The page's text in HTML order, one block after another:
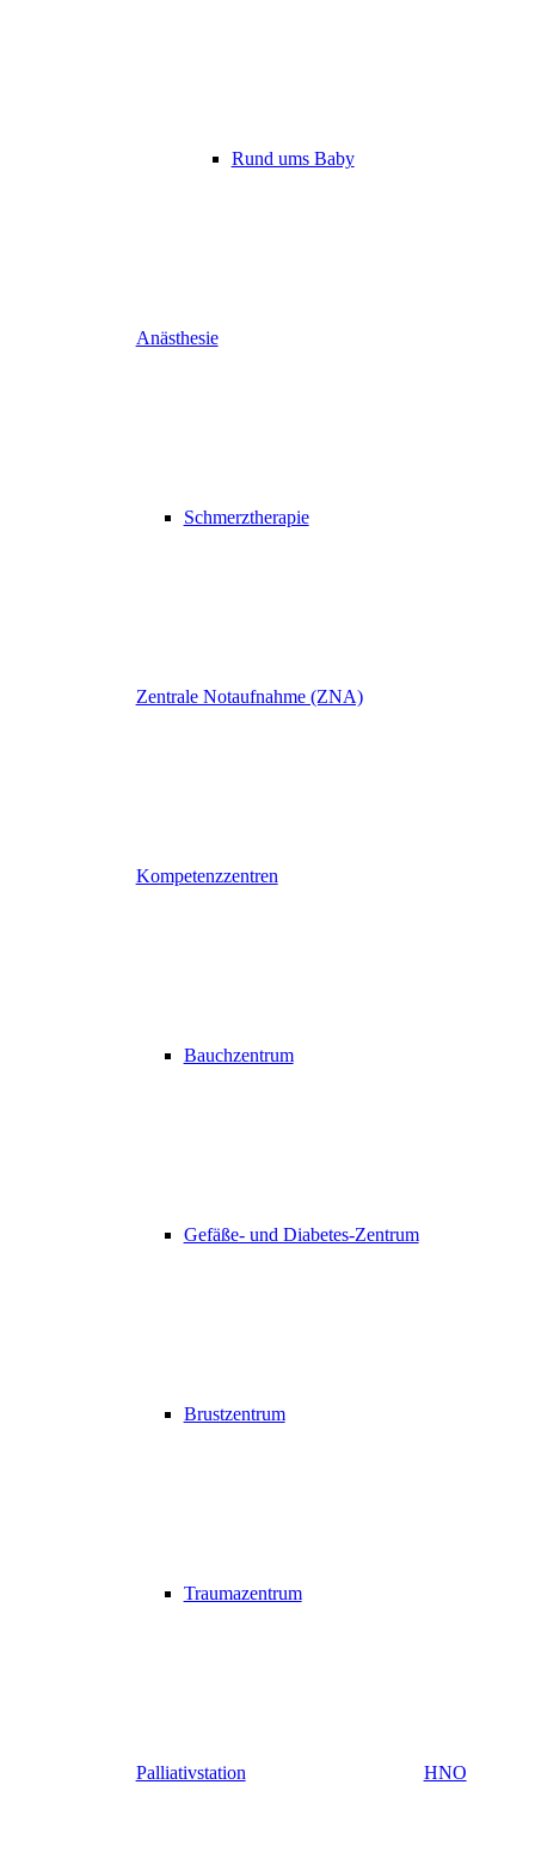
Rund ums Baby
Anästhesie
Schmerztherapie
Zentrale Notaufnahme (ZNA)
Kompetenzzentren
Bauchzentrum
Gefäße- und Diabetes-Zentrum
Brustzentrum
Traumazentrum
Palliativstation HNO